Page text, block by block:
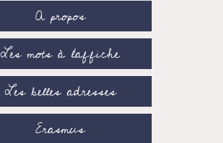
A propos
Les mots à l’affiche
Les belles adresses
Erasmus